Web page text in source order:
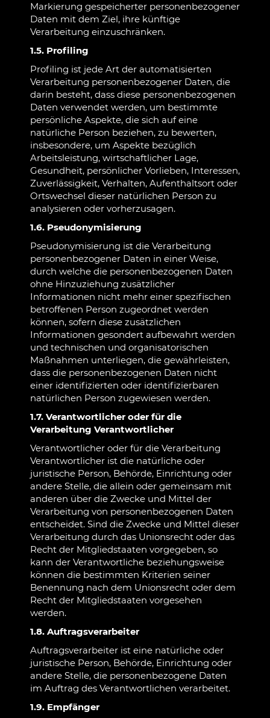
Markierung gespeicherter personenbezogener
Daten mit dem Ziel, ihre künftige
Verarbeitung einzuschränken.
1.5. Profiling
Profiling ist jede Art der automatisierten
Verarbeitung personenbezogener Daten, die
darin besteht, dass diese personenbezogenen
Daten verwendet werden, um bestimmte
persönliche Aspekte, die sich auf eine
natürliche Person beziehen, zu bewerten,
insbesondere, um Aspekte bezüglich
Arbeitsleistung, wirtschaftlicher Lage,
Gesundheit, persönlicher Vorlieben, Interessen,
Zuverlässigkeit, Verhalten, Aufenthaltsort oder
Ortswechsel dieser natürlichen Person zu
analysieren oder vorherzusagen.
1.6. Pseudonymisierung
Pseudonymisierung ist die Verarbeitung
personenbezogener Daten in einer Weise,
durch welche die personenbezogenen Daten
ohne Hinzuziehung zusätzlicher
Informationen nicht mehr einer spezifischen
betroffenen Person zugeordnet werden
können, sofern diese zusätzlichen
Informationen gesondert aufbewahrt werden
und technischen und organisatorischen
Maßnahmen unterliegen, die gewährleisten,
dass die personenbezogenen Daten nicht
einer identifizierten oder identifizierbaren
natürlichen Person zugewiesen werden.
1.7. Verantwortlicher oder für die
Verarbeitung Verantwortlicher
Verantwortlicher oder für die Verarbeitung
Verantwortlicher ist die natürliche oder
juristische Person, Behörde, Einrichtung oder
andere Stelle, die allein oder gemeinsam mit
anderen über die Zwecke und Mittel der
Verarbeitung von personenbezogenen Daten
entscheidet. Sind die Zwecke und Mittel dieser
Verarbeitung durch das Unionsrecht oder das
Recht der Mitgliedstaaten vorgegeben, so
kann der Verantwortliche beziehungsweise
können die bestimmten Kriterien seiner
Benennung nach dem Unionsrecht oder dem
Recht der Mitgliedstaaten vorgesehen
werden.
1.8. Auftragsverarbeiter
Auftragsverarbeiter ist eine natürliche oder
juristische Person, Behörde, Einrichtung oder
andere Stelle, die personenbezogene Daten
im Auftrag des Verantwortlichen verarbeitet.
1.9. Empfänger